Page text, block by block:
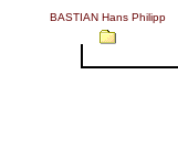
BASTIAN Hans Philipp